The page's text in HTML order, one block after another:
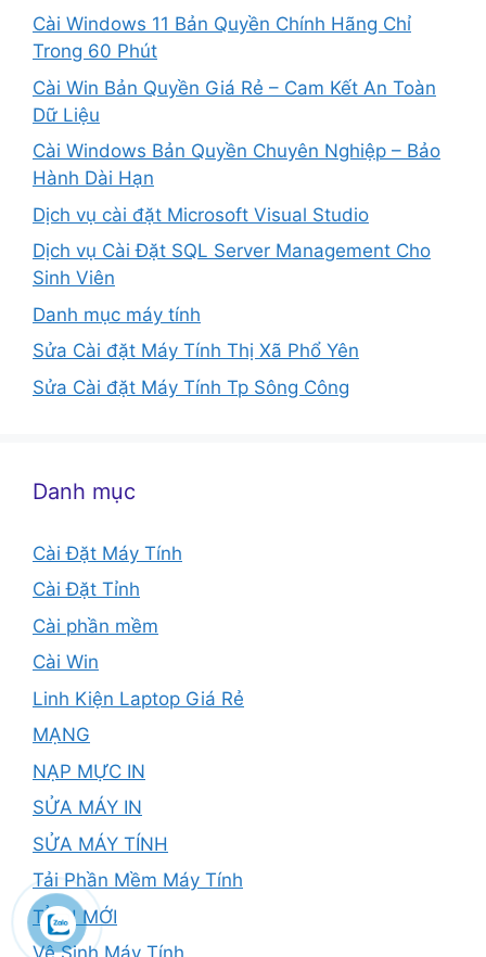
Cài Windows 11 Bản Quyền Chính Hãng Chỉ
Trong 60 Phút
Cài Win Bản Quyền Giá Rẻ – Cam Kết An Toàn
Dữ Liệu
Cài Windows Bản Quyền Chuyên Nghiệp – Bảo
Hành Dài Hạn
Dịch vụ cài đặt Microsoft Visual Studio
Dịch vụ Cài Đặt SQL Server Management Cho
Sinh Viên
Danh mục máy tính
Sửa Cài đặt Máy Tính Thị Xã Phổ Yên
Sửa Cài đặt Máy Tính Tp Sông Công
Danh mục
Cài Đặt Máy Tính
Cài Đặt Tỉnh
Cài phần mềm
Cài Win
Linh Kiện Laptop Giá Rẻ
MẠNG
NẠP MỰC IN
SỬA MÁY IN
SỬA MÁY TÍNH
Tải Phần Mềm Máy Tính
TỈNH MỚI